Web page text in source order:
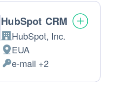
HubSpot CRM
Companhia:
HubSpot, Inc.
Lugar
de
processamento:
EUA
Dados
Pessoais
e-mail +2